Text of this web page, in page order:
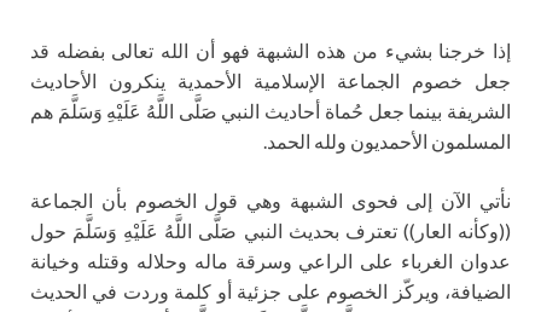
إذا خرجنا بشيء من هذه الشبهة فهو أن الله تعالى بفضله قد
جعل خصوم الجماعة الإسلامية الأحمدية ينكرون الأحاديث
الشريفة بينما جعل حُماة أحاديث النبي صَلَّى اللَّهُ عَلَيْهِ وَسَلَّمَ هم
المسلمون الأحمديون ولله الحمد.
نأتي الآن إلى فحوى الشبهة وهي قول الخصوم بأن الجماعة
((وكأنه العار)) تعترف بحديث النبي صَلَّى اللَّهُ عَلَيْهِ وَسَلَّمَ حول
عدوان الغرباء على الراعي وسرقة ماله وحلاله وقتله وخيانة
الضيافة، ويركّز الخصوم على جزئية أو كلمة وردت في الحديث